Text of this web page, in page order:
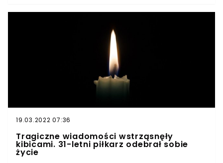
W wieku 35 lat zmarł James Dean, zawodnik
występujący na pozycji napastnika. Mężczyzna zaginął
w ubiegłą środę. Niestety został znaleziony martwy.
19.03.2022 07:36
Tragiczne wiadomości wstrząsnęły
kibicami. 31-letni piłkarz odebrał sobie
życie